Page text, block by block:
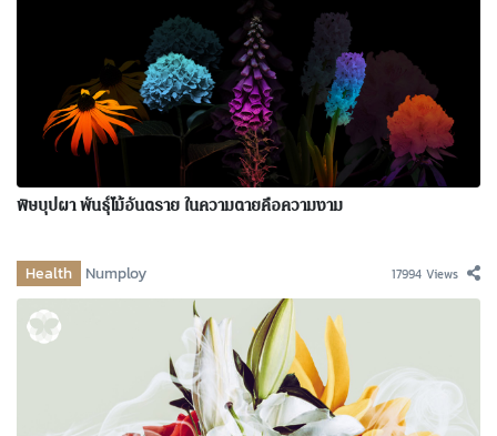
พิษบุปผา พันธุ์ไม้อันตราย ในความตายคือความงาม
Health Numploy 17994 Views